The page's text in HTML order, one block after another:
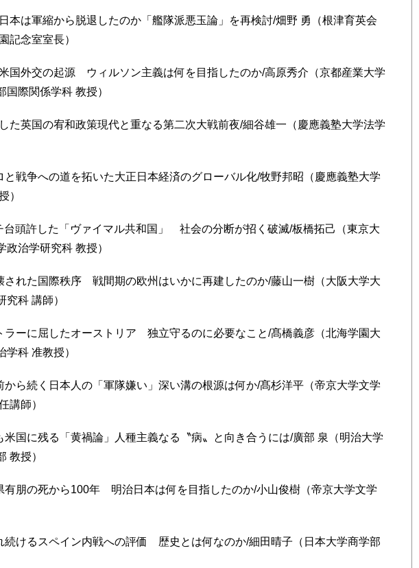
は軍縮から脱退したのか「艦隊派悪玉論」を再検討/畑野 勇（根津育英会
記念室室長）
国外交の起源 ウィルソン主義は何を目指したのか/高原秀介（京都産業大学
国際関係学科 教授）
英国の宥和政策現代と重なる第二次大戦前夜/細谷雄一（慶應義塾大学法学
戦争への道を拓いた大正日本経済のグローバル化/牧野邦昭（慶應義塾大学
）
頭許した「ヴァイマル共和国」 社会の分断が招く破滅/板橋拓己（東京大
政治学研究科 教授）
れた国際秩序 戦間期の欧州はいかに再建したのか/藤山一樹（大阪大学大
究科 講師）
ーに屈したオーストリア 独立守るのに必要なこと/髙橋義彦（北海学園大
学科 准教授）
ら続く日本人の「軍隊嫌い」深い溝の根源は何か/髙杉洋平（帝京大学文学
講師）
国に残る「黄禍論」人種主義なる〝病〟と向き合うには/廣部 泉（明治大学
教授）
朋の死から100年 明治日本は何を目指したのか/小山俊樹（帝京大学文学
けるスペイン内戦への評価 歴史とは何なのか/細田晴子（日本大学商学部